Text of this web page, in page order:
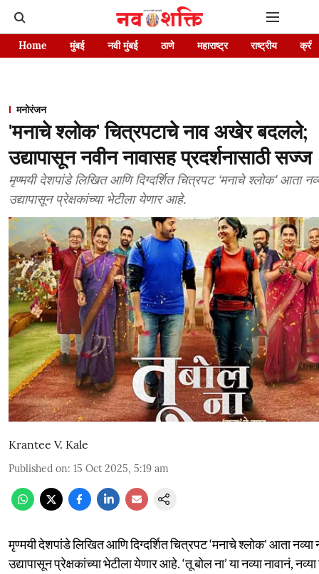
Home मुंबई नवी मुंबई ठाणे महाराष्ट्र राष्ट्रीय
मनोरंजन
'मनाचे श्लोक' चित्रपटाचे नाव अखेर बदलले;
उद्यापासून नवीन नावासह प्रदर्शनासाठी सज्ज
मृण्मयी देशपांडे लिखित आणि दिग्दर्शित चित्रपट ‘मनाचे श्लोक' आता
उद्यापासून प्रेक्षकांच्या भेटीला येणार आहे.
Krantee V. Kale
Published on: 15 Oct 2025, 5:19 am
मृण्मयी देशपांडे लिखित आणि दिग्दर्शित चित्रपट ‘मनाचे श्लोक' आता नव्या
उद्यापासून प्रेक्षकांच्या भेटीला येणार आहे. ‘तू बोल ना’ या नव्या नावानं,